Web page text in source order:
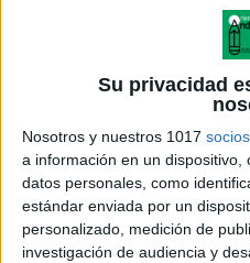
Su privacidad
Nosotros y nuestros 1017 socios
a información en un dispositivo,
datos personales, como
estándar enviada por un
personalizado, medición de
investigación de audiencia y
ENLACE
DESCARGA